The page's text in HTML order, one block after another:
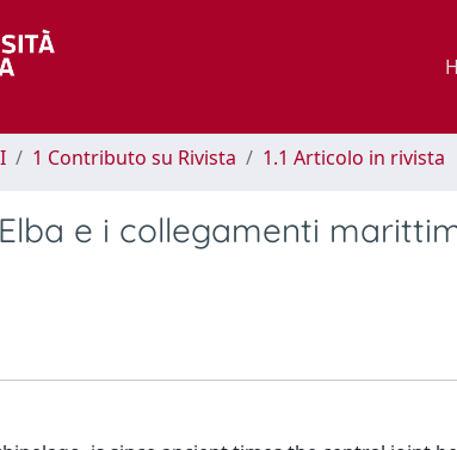
1 Contributo su Rivista 1.1 Articolo in rivista
e i collegamenti